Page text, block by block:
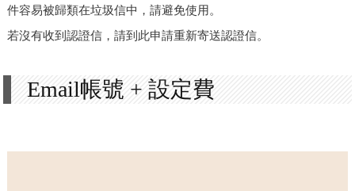
件容易被歸類在垃圾信中，請避免使用。
若沒有收到認證信，請到此申請重新寄送認證信。
Email帳號 + 設定費